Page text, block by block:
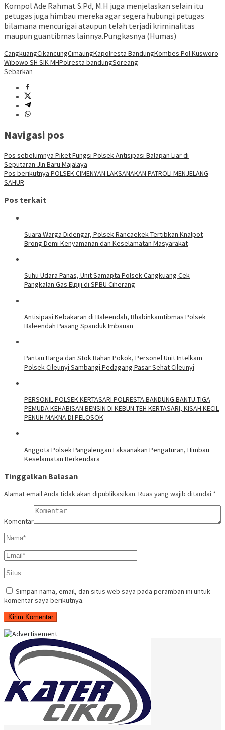
Kompol Ade Rahmat S.Pd, M.H juga menjelaskan selain itu
petugas juga himbau mereka agar segera hubungi petugas
bilamana mencurigai ataupun telah terjadi kriminalitas
maupun guantibmas lainnya.Pungkasnya (Humas)
CangkuangCikancungCimaungKapolresta BandungKombes Pol Kusworo
Wibowo SH SIK MHPolresta bandungSoreang
Sebarkan
Navigasi pos
Pos sebelumnya Piket Fungsi Polsek Antisipasi Balapan Liar di
Seputaran Jln Baru Majalaya
Pos berikutnya POLSEK CIMENYAN LAKSANAKAN PATROLI MENJELANG
SAHUR
Pos terkait
Suara Warga Didengar, Polsek Rancaekek Tertibkan Knalpot
Brong Demi Kenyamanan dan Keselamatan Masyarakat
Suhu Udara Panas, Unit Samapta Polsek Cangkuang Cek
Pangkalan Gas Elpiji di SPBU Ciherang
Antisipasi Kebakaran di Baleendah, Bhabinkamtibmas Polsek
Baleendah Pasang Spanduk Imbauan
Pantau Harga dan Stok Bahan Pokok, Personel Unit Intelkam
Polsek Cileunyi Sambangi Pedagang Pasar Sehat Cileunyi
PERSONIL POLSEK KERTASARI POLRESTA BANDUNG BANTU TIGA
PEMUDA KEHABISAN BENSIN DI KEBUN TEH KERTASARI, KISAH KECIL
PENUH MAKNA DI PELOSOK
Anggota Polsek Pangalengan Laksanakan Pengaturan, Himbau
Keselamatan Berkendara
Tinggalkan Balasan
Alamat email Anda tidak akan dipublikasikan. Ruas yang wajib ditandai *
Komentar
Simpan nama, email, dan situs web saya pada peramban ini untuk
komentar saya berikutnya.